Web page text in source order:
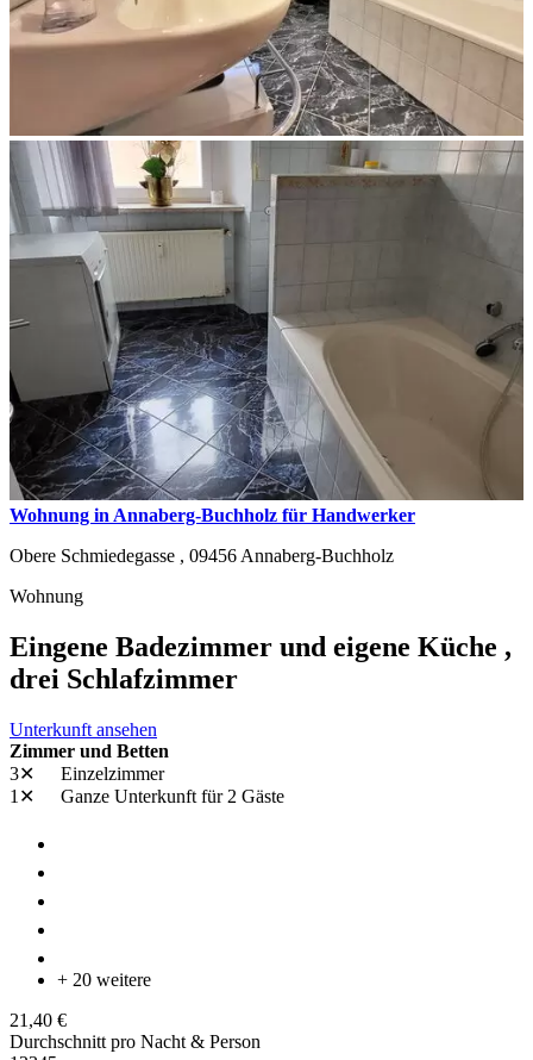
Wohnung in Annaberg-Buchholz für Handwerker
Obere Schmiedegasse , 09456 Annaberg-Buchholz
Wohnung
Eingene Badezimmer und eigene Küche ,
drei Schlafzimmer
Unterkunft ansehen
Zimmer und Betten
3✕
Einzelzimmer
1✕
Ganze Unterkunft für 2 Gäste
+ 20 weitere
21,40 €
Durchschnitt pro Nacht & Person